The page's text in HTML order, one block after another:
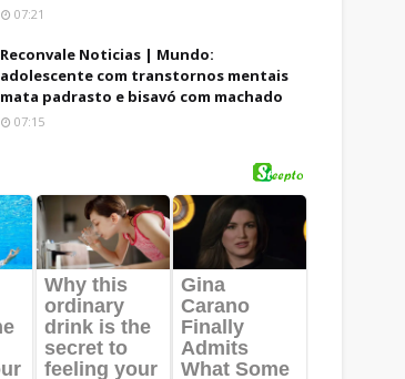
07:21
Reconvale Noticias | Mundo:
adolescente com transtornos mentais
mata padrasto e bisavó com machado
07:15